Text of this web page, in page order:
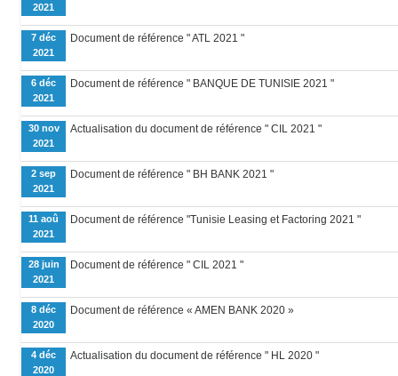
2021
7 déc
2021
Document de référence " ATL 2021 "
6 déc
2021
Document de référence " BANQUE DE TUNISIE 2021 "
30 nov
2021
Actualisation du document de référence " CIL 2021 "
2 sep
2021
Document de référence " BH BANK 2021 "
11 aoû
2021
Document de référence "Tunisie Leasing et Factoring 2021 "
28 juin
2021
Document de référence " CIL 2021 "
8 déc
2020
Document de référence « AMEN BANK 2020 »
4 déc
2020
Actualisation du document de référence " HL 2020 "